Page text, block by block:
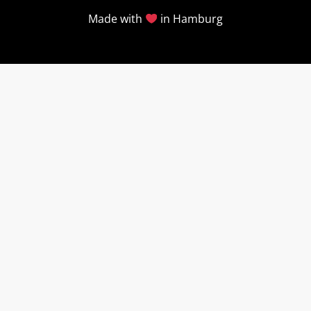
Made with in Hamburg